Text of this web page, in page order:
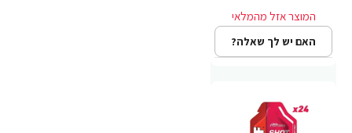
האם יש לך שאלה?